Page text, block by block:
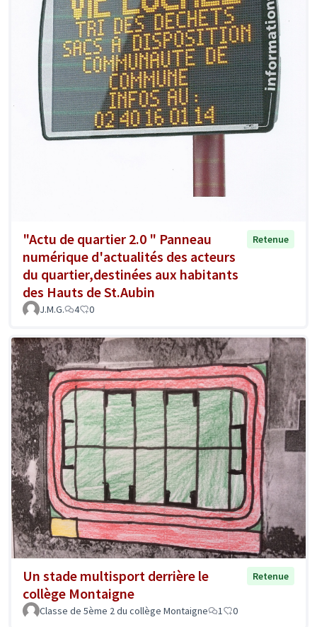
"Actu de quartier 2.0 " Panneau
numérique d'actualités des acteurs
du quartier,destinées aux habitants
des Hauts de St.Aubin
Retenue
J.M.G. 4 0
Un stade multisport derrière le
collège Montaigne
Retenue
Classe de 5ème 2 du collège Montaigne 1 0